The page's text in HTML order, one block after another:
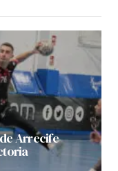
Arrecife